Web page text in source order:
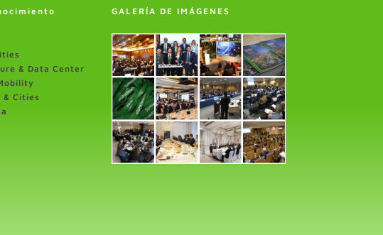
& Data Center
& Cities
GALERÍA DE IMÁGENES